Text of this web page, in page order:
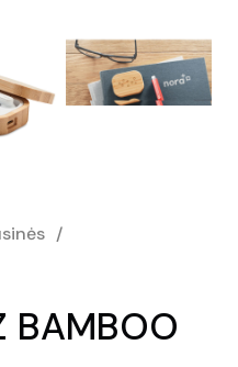
/
BAMBOO